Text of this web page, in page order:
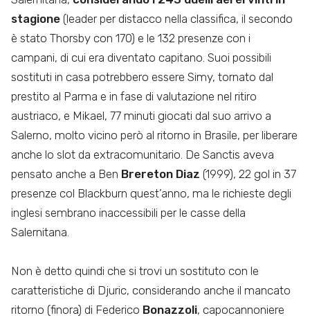
stagione (leader per distacco nella classifica, il secondo
è stato Thorsby con 170) e le 132 presenze con i
campani, di cui era diventato capitano. Suoi possibili
sostituti in casa potrebbero essere Simy, tornato dal
prestito al Parma e in fase di valutazione nel ritiro
austriaco, e Mikael, 77 minuti giocati dal suo arrivo a
Salerno, molto vicino però al ritorno in Brasile, per liberare
anche lo slot da extracomunitario. De Sanctis aveva
pensato anche a Ben Brereton Diaz (1999), 22 gol in 37
presenze col Blackburn quest’anno, ma le richieste degli
inglesi sembrano inaccessibili per le casse della
Salernitana.
Non è detto quindi che si trovi un sostituto con le
caratteristiche di Djuric, considerando anche il mancato
ritorno (finora) di Federico Bonazzoli, capocannoniere